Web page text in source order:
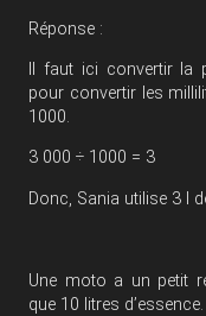
Réponse :
Il faut ici convertir la
pour convertir les
1000.
3 000 ÷ 1000 = 3
Donc, Sania utilise 3 l
Une moto a un petit
que 10 litres